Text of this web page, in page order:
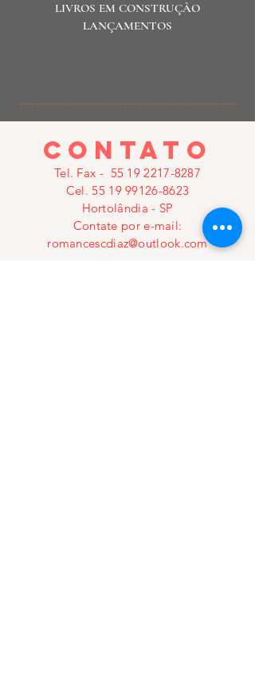
LIVROS EM CONSTRUÇÃO
LANÇAMENTOS
contato
Tel. Fax - 55 19 2217-8287
Cel.55 19 99126-8623
Hortolândia - SP
Contate por e-mail:
romancescdiaz@outlook.com